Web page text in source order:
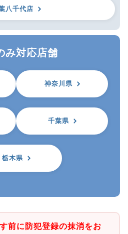
八千代店
み対応店舗
神奈川県
千葉県
栃木県
前に防犯登録の抹消をお